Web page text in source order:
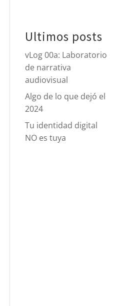
Ultimos posts
vLog 00a: Laboratorio
de narrativa
audiovisual
Algo de lo que dejó el
2024
Tu identidad digital
NO es tuya